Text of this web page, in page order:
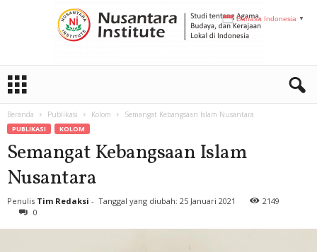
Beranda Publikasi Kolom Semangat Kebangsaan Islam Nusantara
PUBLIKASI KOLOM
Semangat Kebangsaan Islam
Nusantara
Penulis Tim Redaksi - Tanggal yang diubah: 25 Januari 2021
2149
0
Bahasa Indonesia ▼